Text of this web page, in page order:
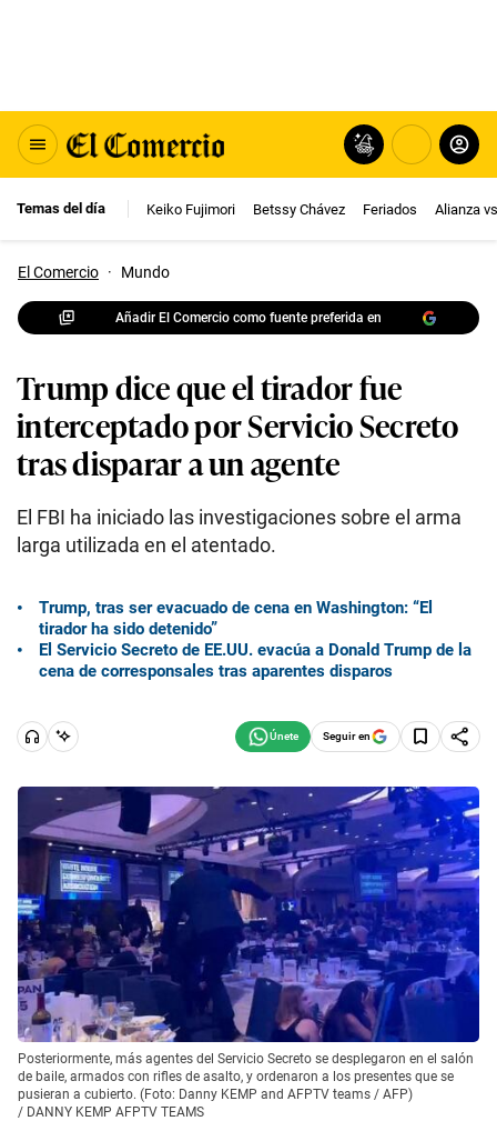
Temas del día Keiko Fujimori Betssy Chávez Feriados Alianza
El Comercio · Mundo
Añadir El Comercio como fuente preferida en
Trump dice que el tirador fue
interceptado por Servicio Secreto
tras disparar a un agente
El FBI ha iniciado las investigaciones sobre el arma
larga utilizada en el atentado.
Trump, tras ser evacuado de cena en Washington: “El
tirador ha sido detenido”
El Servicio Secreto de EE.UU. evacúa a Donald Trump de la
cena de corresponsales tras aparentes disparos
Seguir en
Posteriormente, más agentes del Servicio Secreto se desplegaron en el salón
de baile, armados con rifles de asalto, y ordenaron a los presentes que se
pusieran a cubierto. (Foto: Danny KEMP and AFPTV teams / AFP)
/ DANNY KEMP AFPTV TEAMS